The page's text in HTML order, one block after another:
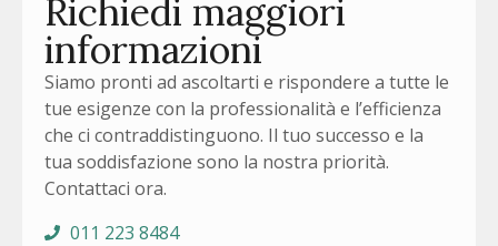
Richiedi maggiori
informazioni
Siamo pronti ad ascoltarti e rispondere a tutte le
tue esigenze con la professionalità e l’efficienza
che ci contraddistinguono. Il tuo successo e la
tua soddisfazione sono la nostra priorità.
Contattaci ora.
011 223 8484